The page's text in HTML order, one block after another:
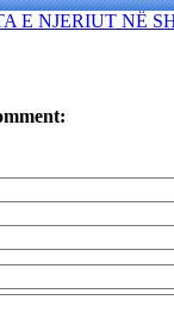
E NJERIUT NË